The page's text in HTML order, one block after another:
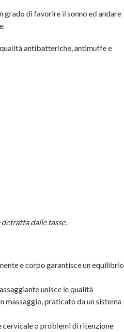
grado di favorire il sonno ed andare
.
antibatteriche, antimuffe e
dalle tasse.
e corpo garantisce un equilibrio
unisce le qualità
massaggio, praticato da un sistema
cervicale o problemi di ritenzione